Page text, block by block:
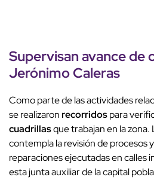
Supervisan avance de
Jerónimo Caleras
Como parte de las actividades
se realizaronrecorridospara
cuadrillasque trabajan en la zona.
contempla la revisión de procesos
reparaciones ejecutadas en calles
esta junta auxiliar de la capital